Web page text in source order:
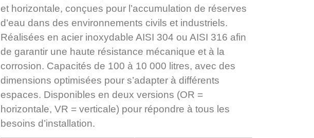
et horizontale, conçues pour l’accumulation de réserves
d’eau dans des environnements civils et industriels.
Réalisées en acier inoxydable AISI 304 ou AISI 316 afin
de garantir une haute résistance mécanique et à la
corrosion. Capacités de 100 à 10 000 litres, avec des
dimensions optimisées pour s’adapter à différents
espaces. Disponibles en deux versions (OR =
horizontale, VR = verticale) pour répondre à tous les
besoins d’installation.